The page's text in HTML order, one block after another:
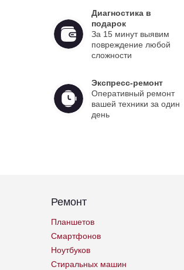
Диагностика в
подарок
За 15 минут выявим
повреждение любой
сложности
Экспресс-ремонт
Оперативный ремонт
вашей техники за один
день
Ремонт
Планшетов
Смартфонов
Ноутбуков
Стиральных машин